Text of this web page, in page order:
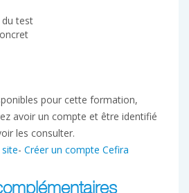
test
pour cette formation,
avoir un compte et être identifié
les consulter.
- Créer un compte Cefira